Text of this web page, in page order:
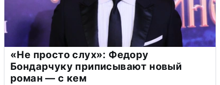
«Не просто слух»: Федору
Бондарчуку приписывают новый
роман — с кем